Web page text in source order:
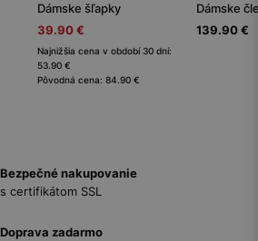
Dámske šľapky
39.90 €
Najnižšia cena v období 30 dní:
53.90 €
Pôvodná cena: 84.90 €
139.90 €
Bezpečné nakupovanie
s certifikátom SSL
Doprava zadarmo